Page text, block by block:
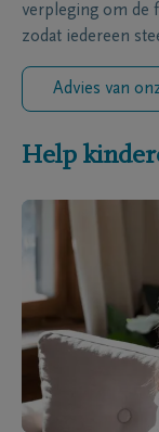
verpleging om de
zodat iedereen
Advies van
Help